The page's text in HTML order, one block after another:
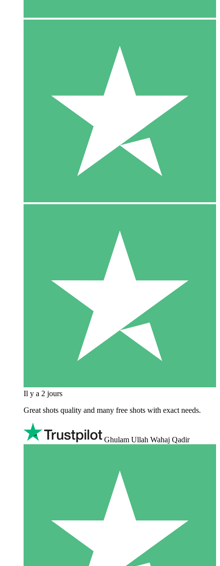
Il y a 2 jours
Great shots quality and many free shots with exact needs.
Ghulam Ullah Wahaj Qadir